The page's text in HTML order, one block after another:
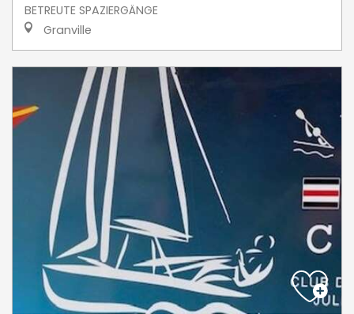
BETREUTE SPAZIERGÄNGE
Granville